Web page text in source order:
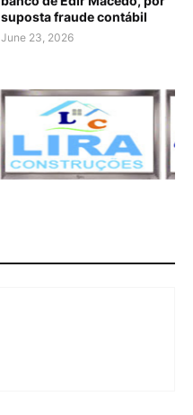
suposta fraude contábil
June 23, 2026